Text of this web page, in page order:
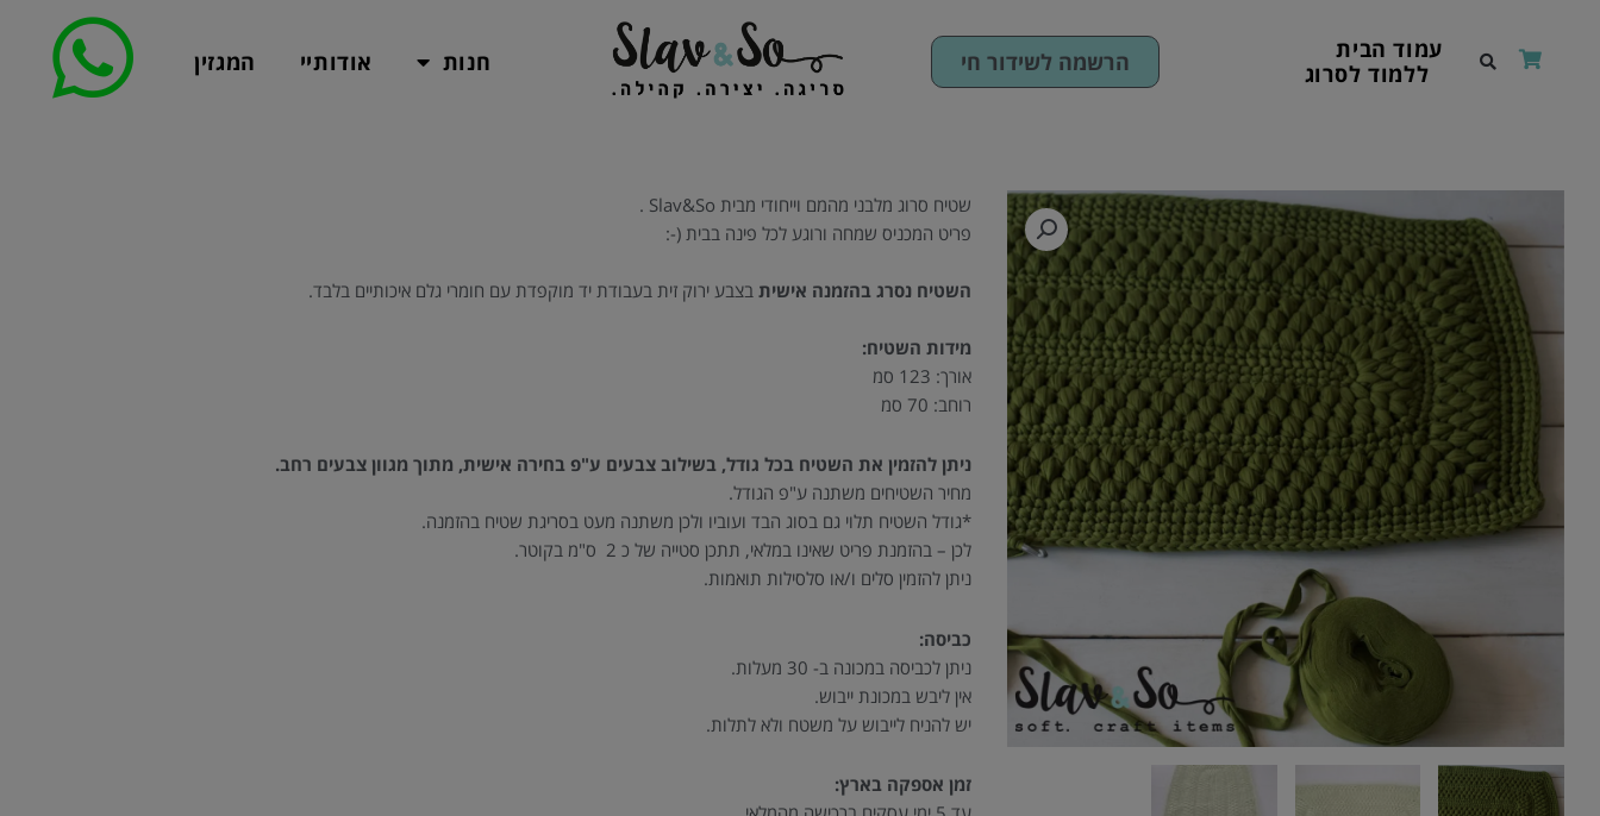
עמוד הבית
ללמוד לסרוג
הרשמה לשידור חי חנות אודותיי המגזין
שטיח סרוג מלבני מהמם וייחודי מבית Slav&So .
פריט המכניס שמחה ורוגע לכל פינה בבית (-:
השטיח נסרג בהזמנה אישית בצבע ירוק זית בעבודת יד מוקפדת עם חומרי גלם איכותיים בלבד.
מידות השטיח:
אורך: 123 סמ
רוחב: 70 סמ
ניתן להזמין את השטיח בכל גודל, בשילוב צבעים ע"פ בחירה אישית, מתוך מגוון צבעים רחב.
מחיר השטיחים משתנה ע"פ הגודל.
*גודל השטיח תלוי גם בסוג הבד ועוביו ולכן משתנה מעט בסריגת שטיח בהזמנה.
לכן – בהזמנת פריט שאינו במלאי, תתכן סטייה של כ 2 ס"מ בקוטר.
ניתן להזמין סלים ו/או סלסילות תואמות.
כביסה:
ניתן לכביסה במכונה ב- 30 מעלות.
אין ליבש במכונת ייבוש.
יש להניח לייבוש על משטח ולא לתלות.
זמן אספקה בארץ: